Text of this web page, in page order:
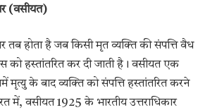
(वसीयत)
तब होता है जब किसी मृत व्यक्ति की संपत्ति वैध
को हस्तांतरित कर दी जाती है। वसीयत एक
मृत्यु के बाद व्यक्ति को संपत्ति हस्तांतरित करने
में, वसीयत 1925 के भारतीय उत्तराधिकार